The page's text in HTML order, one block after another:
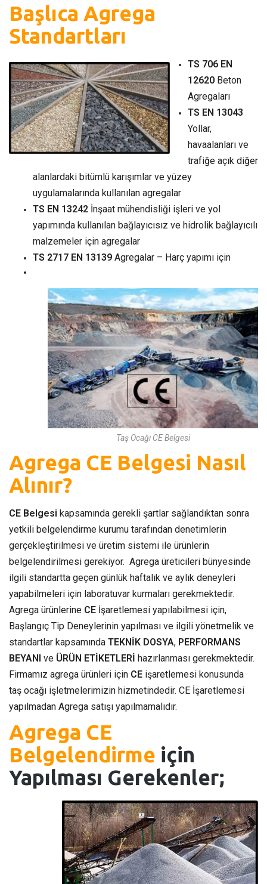
Başlıca Agrega
Standartları
TS 706 EN
12620 Beton
Agregaları
TS EN 13043
Yollar,
havaalanları ve
trafiğe açık diğer
alanlardaki bitümlü karışımlar ve yüzey
uygulamalarında kullanılan agregalar
TS EN 13242 İnşaat mühendisliği işleri ve yol
yapımında kullanılan bağlayıcısız ve hidrolik bağlayıcılı
malzemeler için agregalar
TS 2717 EN 13139 Agregalar – Harç yapımı için
Taş Ocağı CE Belgesi
Agrega CE Belgesi Nasıl
Alınır?
CE Belgesi kapsamında gerekli şartlar sağlandıktan sonra
yetkili belgelendirme kurumu tarafından denetimlerin
gerçekleştirilmesi ve üretim sistemi ile ürünlerin
belgelendirilmesi gerekiyor. Agrega üreticileri bünyesinde
ilgili standartta geçen günlük haftalık ve aylık deneyleri
yapabilmeleri için laboratuvar kurmaları gerekmektedir.
Agrega ürünlerine CE İşaretlemesi yapılabilmesi için,
Başlangıç Tip Deneylerinin yapılması ve ilgili yönetmelik ve
standartlar kapsamında TEKNİK DOSYA, PERFORMANS
BEYANI ve ÜRÜN ETİKETLERİ hazırlanması gerekmektedir.
Firmamız agrega ürünleri için CE işaretlemesi konusunda
taş ocağı işletmelerimizin hizmetindedir. CE İşaretlemesi
yapılmadan Agrega satışı yapılmamalıdır.
Agrega CE
Belgelendirme için
Yapılması Gerekenler;